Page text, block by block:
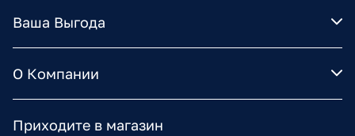
Ваша Выгода
О Компании
Приходите в магазин